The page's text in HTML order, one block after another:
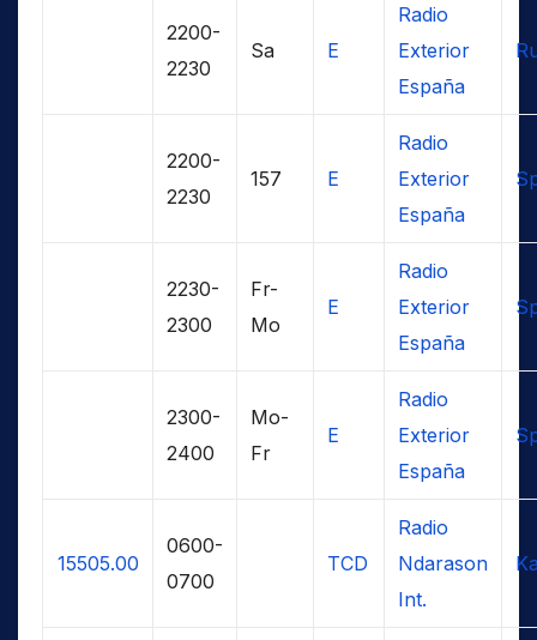
2200-
2230
Sa E
Radio
Exterior
España
2200-
2230
157 E
Radio
Exterior
España
2230-
2300
Fr-
Mo
E
Radio
Exterior
España
2300-
2400
Mo-
Fr
E
Radio
Exterior
España
15505.00
0600-
0700
TCD
Radio
Ndarason
Int.